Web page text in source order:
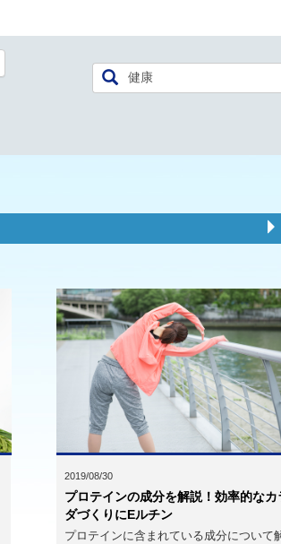
2019/08/30
プロテインの成分を解説！効率的なカ
ダづくりにEルチン
プロテインに含まれている成分について